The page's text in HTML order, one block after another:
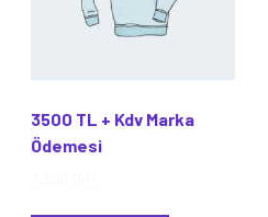
3500 TL + Kdv Marka
Ödemesi